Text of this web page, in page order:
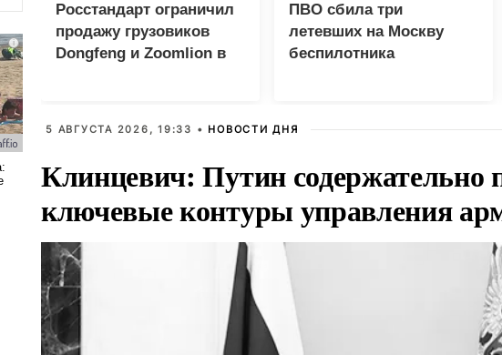
Росстандарт ограничил
продажу грузовиков
Dongfeng и Zoomlion в
ПВО сбила три
летевших на Москву
беспилотника
5 АВГУСТА 2026, 19:33 • НОВОСТИ ДНЯ
Клинцевич: Путин содержательно
ключевые контуры управления